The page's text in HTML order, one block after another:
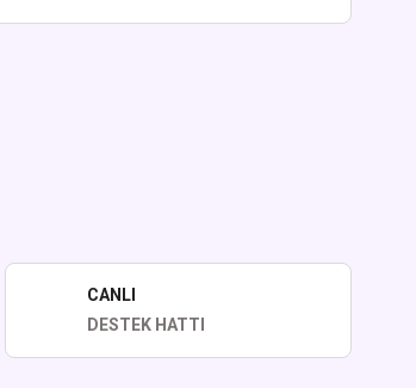
CANLI
DESTEK HATTI